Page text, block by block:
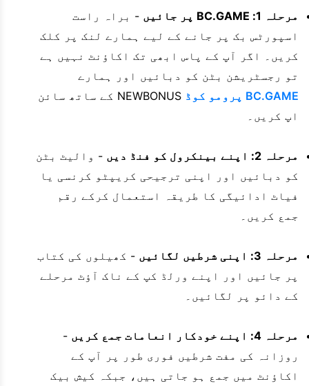
مرحلہ 1: BC.GAME پر جائیں
- براہ راست
اسپورٹس بک پر جانے کے لیے ہمارے لنک پر کلک
کریں۔ اگر آپ کے پاس ابھی تک اکاؤنٹ نہیں ہے
تو رجسٹریشن بٹن کو دبائیں اور ہمارے
BC.GAME پرومو کوڈ
NEWBONUS کے ساتھ سائن
اپ کریں۔
مرحلہ 2: اپنے بینکرول کو فنڈ دیں
- والیٹ بٹن
کو دبائیں اور اپنی ترجیحی کریپٹو کرنسی یا
فیاٹ ادائیگی کا طریقہ استعمال کرکے رقم
جمع کریں۔
مرحلہ 3: اپنی شرطیں لگائیں
- کھیلوں کی کتاب
پر جائیں اور اپنے ورلڈ کپ کے ناک آؤٹ مرحلے
کے دائو پر لگائیں۔
مرحلہ 4: اپنے خودکار انعامات جمع کریں
-
روزانہ کی مفت شرطیں فوری طور پر آپ کے
اکاؤنٹ میں جمع ہو جاتی ہیں، جبکہ کیش بیک